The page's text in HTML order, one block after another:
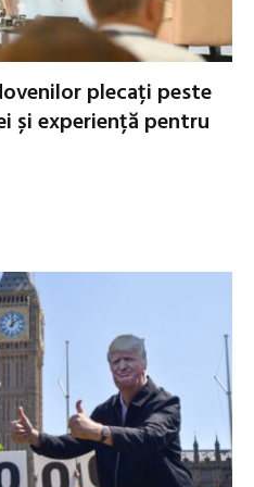
plecați peste
și experiență pentru